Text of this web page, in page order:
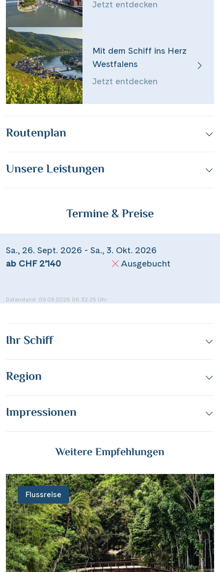
Messenger
WhatsApp
Link kopieren
Jetzt entdecken
Mit dem Schiff ins Herz
Westfalens
Jetzt entdecken
Routenplan
Unsere Leistungen
Termine & Preise
Sa., 26. Sept. 2026 - Sa., 3. Okt. 2026
ab CHF 2’140
Ausgebucht
Datenstand: 09.08.2026 06:32:25 Uhr
Ihr Schiff
Region
Impressionen
Weitere Empfehlungen
Flussreise
Dieser Inhalt wird von einem Drittanbieter gehostet. Durch das Zeigen der
externen Inhalte akzeptierst du die
Video anzeigen